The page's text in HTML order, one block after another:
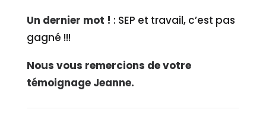
Un dernier mot ! : SEP et travail, c’est pas
gagné !!!
Nous vous remercions de votre
témoignage Jeanne.